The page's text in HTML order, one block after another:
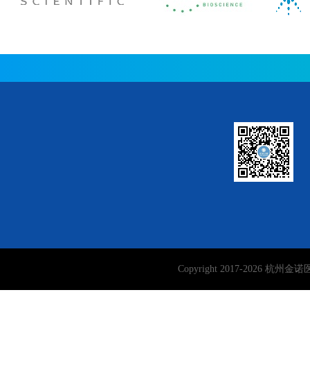
Copyright 2017-2026杭州金诺